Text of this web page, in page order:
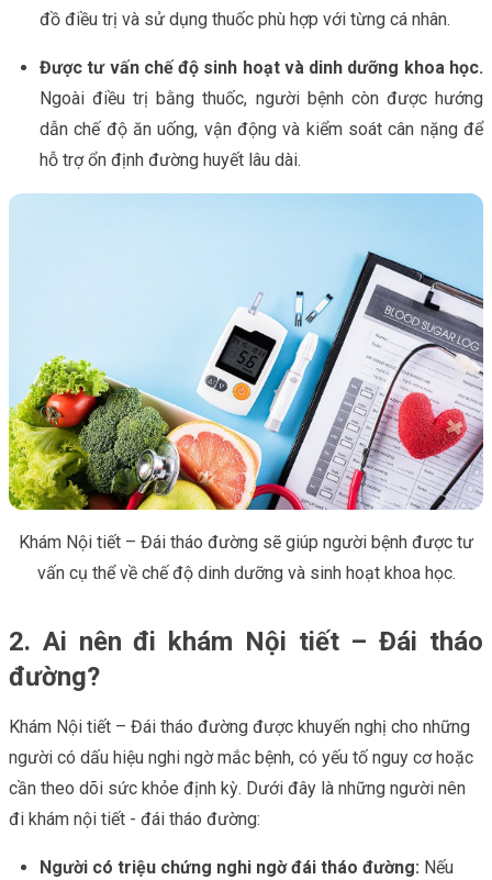
đồ điều trị và sử dụng thuốc phù hợp với từng cá nhân.
Được tư vấn chế độ sinh hoạt và dinh dưỡng khoa học.
Ngoài điều trị bằng thuốc, người bệnh còn được hướng
dẫn chế độ ăn uống, vận động và kiểm soát cân nặng để
hỗ trợ ổn định đường huyết lâu dài.
Khám Nội tiết – Đái tháo đường sẽ giúp người bệnh được tư
vấn cụ thể về chế độ dinh dưỡng và sinh hoạt khoa học.
2. Ai nên đi khám Nội tiết – Đái tháo
đường?
Khám Nội tiết – Đái tháo đường được khuyến nghị cho những
người có dấu hiệu nghi ngờ mắc bệnh, có yếu tố nguy cơ hoặc
cần theo dõi sức khỏe định kỳ. Dưới đây là những người nên
đi khám nội tiết - đái tháo đường:
Người có triệu chứng nghi ngờ đái tháo đường: Nếu